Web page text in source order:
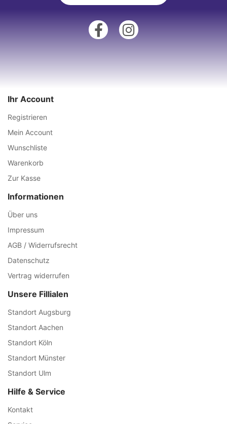
Ihr Account
Registrieren
Mein Account
Wunschliste
Warenkorb
Zur Kasse
Informationen
Über uns
Impressum
AGB / Widerrufsrecht
Datenschutz
Vertrag widerrufen
Unsere Fillialen
Standort Augsburg
Standort Aachen
Standort Köln
Standort Münster
Standort Ulm
Hilfe & Service
Kontakt